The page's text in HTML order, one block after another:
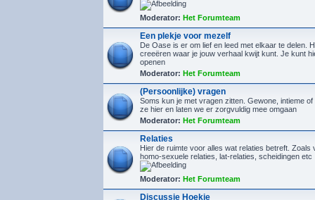
Moderator: Het Forumteam
Een plekje voor mezelf
De Oase is er om lief en leed met elkaar te delen.
creeëren waar je jouw verhaal kwijt kunt. Je kunt
openen
Moderator: Het Forumteam
(Persoonlijke) vragen
Soms kun je met vragen zitten. Gewone, intieme
ze hier en laten we er zorgvuldig mee omgaan
Moderator: Het Forumteam
Relaties
Hier de ruimte voor alles wat relaties betreft. Zoals
homo-sexuele relaties, lat-relaties, scheidingen etc
Moderator: Het Forumteam
Discussie Hoekje